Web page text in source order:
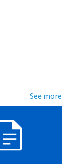
See more